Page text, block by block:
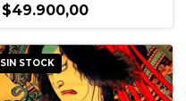
$49.900,00
SIN STOCK